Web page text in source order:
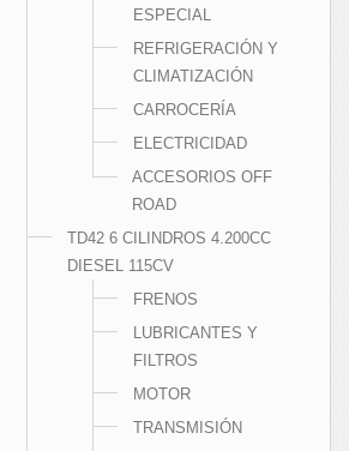
ESPECIAL
REFRIGERACIÓN Y
CLIMATIZACIÓN
CARROCERÍA
ELECTRICIDAD
ACCESORIOS OFF
ROAD
TD42 6 CILINDROS 4.200CC
DIESEL 115CV
FRENOS
LUBRICANTES Y
FILTROS
MOTOR
TRANSMISIÓN